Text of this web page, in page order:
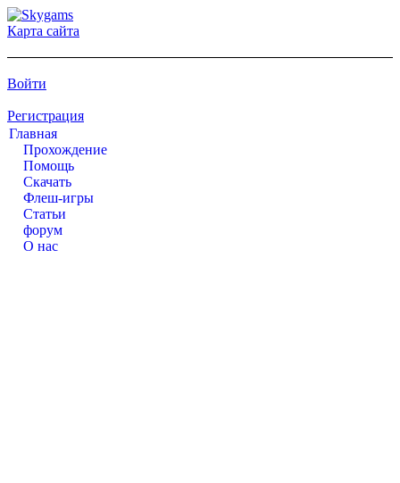
Карта сайта
Войти
Регистрация
Главная
Прохождение
Помощь
Cкачать
Флеш-игры
Статьи
форум
О нас